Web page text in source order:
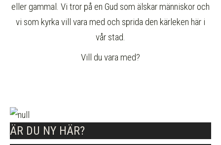
eller gammal. Vi tror på en Gud som älskar människor och
vi som kyrka vill vara med och sprida den kärleken här i
vår stad.
Vill du vara med?
ÄR DU NY HÄR?